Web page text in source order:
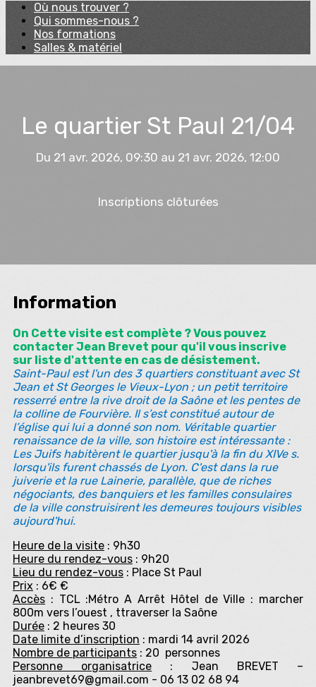
Où nous trouver ?
Qui sommes-nous ?
Nos formations
Salles & matériel
Le quartier St Paul 21/04
Du 21 avr. 2026, 09:30 au 21 avr. 2026, 12:00
Inscriptions clôturées
Information
On Cette visite est complète ? Vous pouvez
contacter Jean Brevet pour qu'il vous inscrive
sur liste d'attente en cas de désistement.
Saint-Paul est l'un des 3 quartiers constituant avec St
Jean et St Georges le Vieux-Lyon ; un petit territoire
resserré entre la rive droit de la Saône et les pentes de
la colline de Fourvière. Il s’est constitué autour de
l’église qui lui a donné son nom. Véritable quartier
renaissance de la ville, son histoire est intéressante :
Les Juifs habitèrent le quartier jusqu'à la fin du XIVe s.
lorsqu'ils furent chassés de Lyon. C'est dans la rue
juiverie et la rue Lainerie, parallèle, que de riches
négociants, des banquiers et les familles consulaires
de la ville construisirent les demeures toujours visibles
aujourd'hui.
Heure de la visite : 9h30
Heure du rendez-vous : 9h20
Lieu du rendez-vous : Place St Paul
Prix : 6€ €
Accès : TCL :Métro A Arrêt Hôtel de Ville : marcher
800m vers l’ouest , ttraverser la Saône
Durée : 2 heures 30
Date limite d’inscription : mardi 14 avril 2026
Nombre de participants : 20 personnes
Personne organisatrice : Jean BREVET –
jeanbrevet69@gmail.com - 06 13 02 68 94